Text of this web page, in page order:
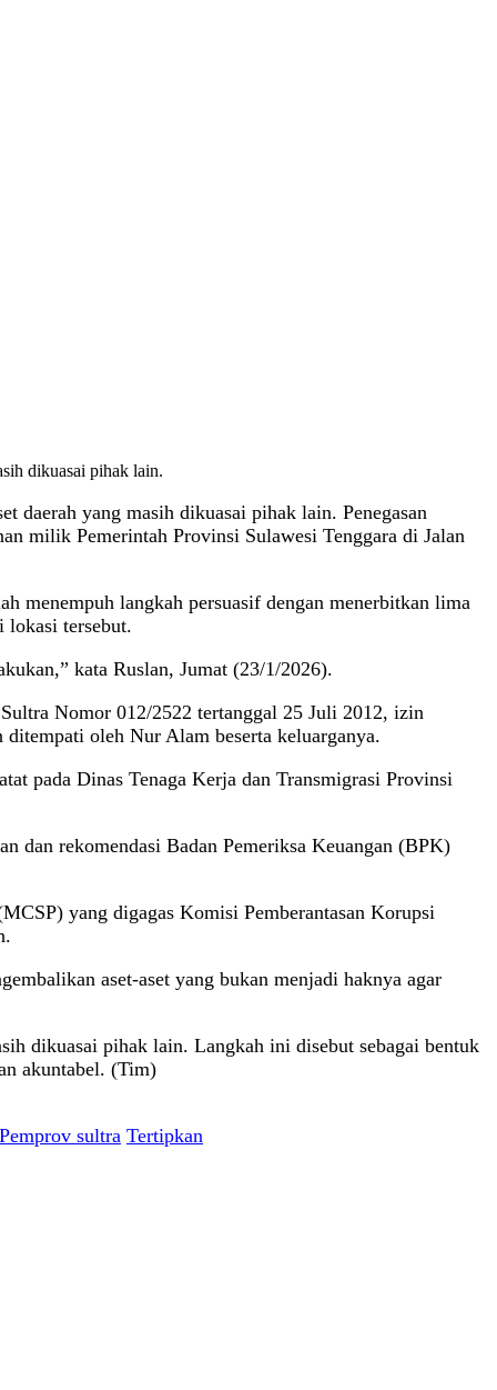
dikuasai pihak lain.
daerah yang masih dikuasai pihak lain. Penegasan
milik Pemerintah Provinsi Sulawesi Tenggara di Jalan
menempuh langkah persuasif dengan menerbitkan lima
lokasi tersebut.
kata Ruslan, Jumat (23/1/2026).
Nomor 012/2522 tertanggal 25 Juli 2012, izin
oleh Nur Alam beserta keluarganya.
pada Dinas Tenaga Kerja dan Transmigrasi Provinsi
dan rekomendasi Badan Pemeriksa Keuangan (BPK)
yang digagas Komisi Pemberantasan Korupsi
aset-aset yang bukan menjadi haknya agar
dikuasai pihak lain. Langkah ini disebut sebagai bentuk
akuntabel. (Tim)
Pemprov sultra Tertipkan